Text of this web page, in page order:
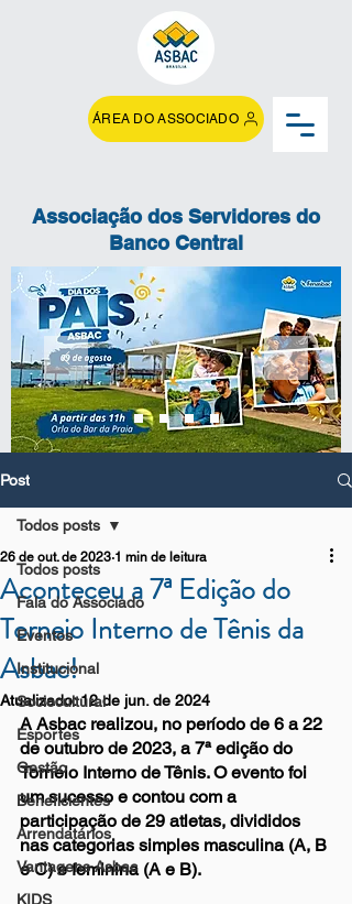
ÁREA DO ASSOCIADO
Associação dos Servidores do
Banco Central
Post
Todos posts
Fala do Associado
Eventos
Institucional
Sociocultural
Esportes
Gestão
Beneficientes
Arrendatários
Vantagens Asbac
KIDS
Todos posts
Aconteceu a 7ª Edição do
Torneio Interno de Tênis da
Asbac!
26 de out. de 2023 1 min de leitura
Atualizado:12 de jun. de 2024
A Asbac realizou, no período de 6 a 22
de outubro de 2023, a 7ª edição do
Torneio Interno de Tênis. O evento foi
um sucesso e contou com a
participação de 29 atletas, divididos
nas categorias simples masculina (A, B
e C) e feminina (A e B).